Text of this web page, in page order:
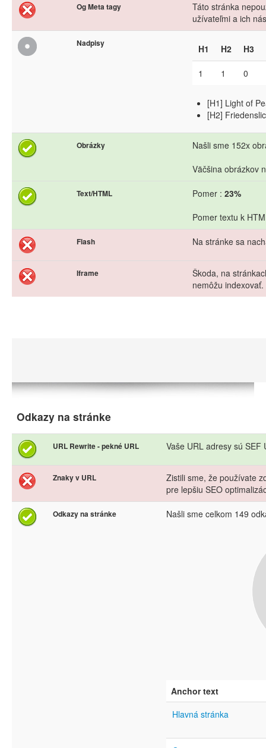
Og Meta tagy
Táto stránka
užívateľmi a ich
Nadpisy H1 H2 H3
1 1 0
[H1] Light of
[H2]
Obrázky
Našli sme 152x
Väčšina obrázkov
Text/HTML Pomer : 23%
Pomer textu k
Flash Na stránke sa
Iframe
Škoda, na
nemôžu indexovať.
Odkazy na stránke
URL Rewrite - pekné URL Vaše URL adresy sú
Znaky v URL
Zistili sme, že používate
pre lepšiu SEO
Odkazy na stránke Našli sme celkom 149
Anchor text
Hlavná stránka